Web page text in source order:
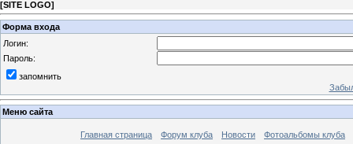
[SITE LOGO]
Форма входа
Логин:
Пароль:
запомнить
Меню сайта
Главная страница Форум клуба Новости Фотоальбомы клуба